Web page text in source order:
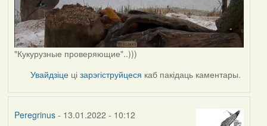
"Кукурузные проверяющие"..)))
Увайдзіце цізарэгіструйцеся каб пакідаць каментары.
Peregrinus- 13.01.2022 - 10:12